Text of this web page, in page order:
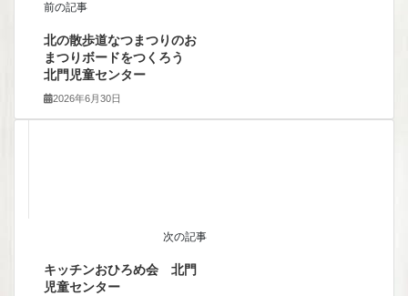
前の記事
北の散歩道なつまつりのお
まつりボードをつくろう
北門児童センター
2026年6月30日
次の記事
キッチンおひろめ会 北門
児童センター